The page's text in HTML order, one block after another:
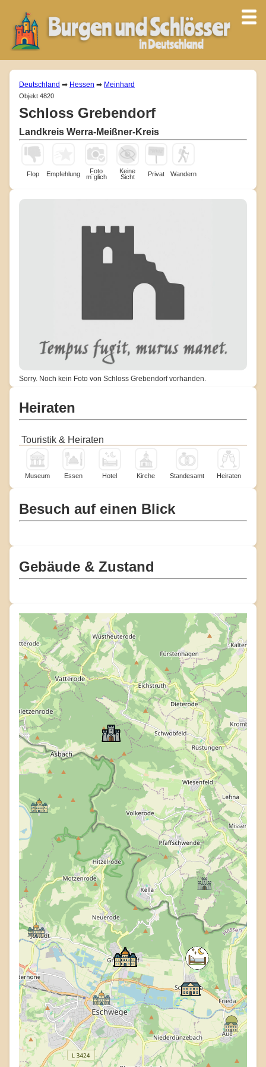
Deutschland ➡ Hessen ➡ Meinhard
Objekt 4820
Schloss Grebendorf
Landkreis Werra-Meißner-Kreis
Flop Empfehlung
Foto
m¨glich
Keine
Sicht
Privat Wandern
Sorry. Noch kein Foto von Schloss Grebendorf vorhanden.
Heiraten
Touristik & Heiraten
Museum Essen Hotel Kirche Standesamt Heiraten
Besuch auf einen Blick
Gebäude & Zustand